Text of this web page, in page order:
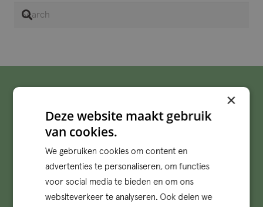
×
Deze website maakt gebruik
van cookies.
We gebruiken cookies om content en
advertenties te personaliseren, om functies
voor social media te bieden en om ons
websiteverkeer te analyseren. Ook delen we